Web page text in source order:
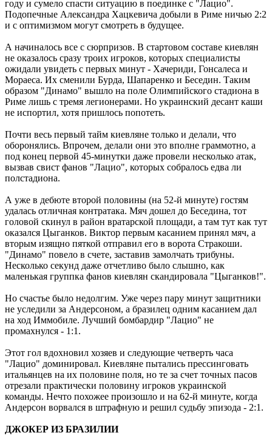
году и сумело спасти ситуацию в поединке с "Лацио".
Подопечные Александра Хацкевича добыли в Риме ничью 2:2
и с оптимизмом могут смотреть в будущее.
А начиналось все с сюрпризов. В стартовом составе киевлян
не оказалось сразу троих игроков, которых специалисты
ожидали увидеть с первых минут - Хачериди, Гонсалеса и
Мораеса. Их сменили Бурда, Шапаренко и Беседин. Таким
образом "Динамо" вышло на поле Олимпийского стадиона в
Риме лишь с тремя легионерами. Но украинский десант каши
не испортил, хотя пришлось попотеть.
Почти весь первый тайм киевляне только и делали, что
оборонялись. Впрочем, делали они это вполне граммотно, а
под конец первой 45-минутки даже провели несколько атак,
вызвав свист фанов "Лацио", которых собралось едва ли
полстадиона.
А уже в дебюте второй половины (на 52-й минуте) гостям
удалась отличная контратака. Мяч дошел до Беседина, тот
головой скинул в район вратарской площади, а там тут как тут
оказался Цыганков. Виктор первым касанием принял мяч, а
вторым изящно пяткой отправил его в ворота Стракоши.
"Динамо" повело в счете, заставив замолчать трибуны.
Несколько секунд даже отчетливо было слышно, как
маленькая группка фанов киевлян скандировала "Цыганков!".
Но счастье было недолгим. Уже через пару минут защитники
не уследили за Андерсоном, а бразилец одним касанием дал
на ход Иммобиле. Лучший бомбардир "Лацио" не
промахнулся - 1:1.
Этот гол вдохновил хозяев и следующие четверть часа
"Лацио" доминировал. Киевляне пытались прессинговать
итальянцев на их половине поля, но те за счет точных пасов
отрезали практически половину игроков украинской
команды. Нечто похожее произошло и на 62-й минуте, когда
Андерсон ворвался в штрафную и решил судьбу эпизода - 2:1.
ДЖОКЕР ИЗ БРАЗИЛИИ